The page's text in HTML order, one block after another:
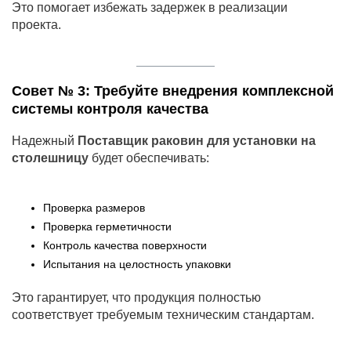
Это помогает избежать задержек в реализации
проекта.
Совет № 3: Требуйте внедрения комплексной
системы контроля качества
Надежный Поставщик раковин для установки на
столешницу будет обеспечивать:
Проверка размеров
Проверка герметичности
Контроль качества поверхности
Испытания на целостность упаковки
Это гарантирует, что продукция полностью
соответствует требуемым техническим стандартам.